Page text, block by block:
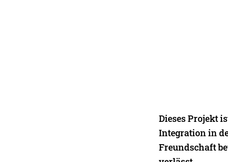
Dieses Projekt
Integration in
Freundschaft